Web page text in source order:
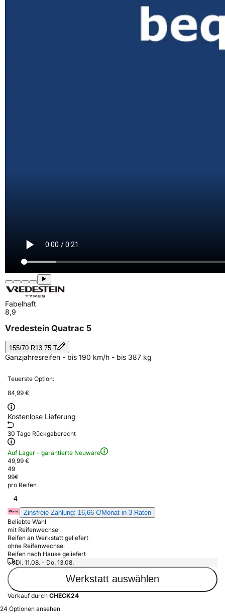
Fabelhaft
8,9
Vredestein Quatrac 5
155/70 R13 75 T
Ganzjahresreifen - bis 190 km/h - bis 387 kg
Teuerste Option:
84,99 €
Kostenlose Lieferung
30 Tage Rückgaberecht
Auf Lager - garantierte Neuware
49,99 €
49
99€
pro Reifen
4
Zinsfreie Zahlung: 16,66 €/Monat in 3 Raten
Beliebte Wahl
mit Reifenwechsel
Reifen an Werkstatt geliefert
ohne Reifenwechsel
Reifen nach Hause geliefert
Di. 11.08. - Do. 13.08.
Werkstatt auswählen
Verkauf durch CHECK24
24 Optionen ansehen